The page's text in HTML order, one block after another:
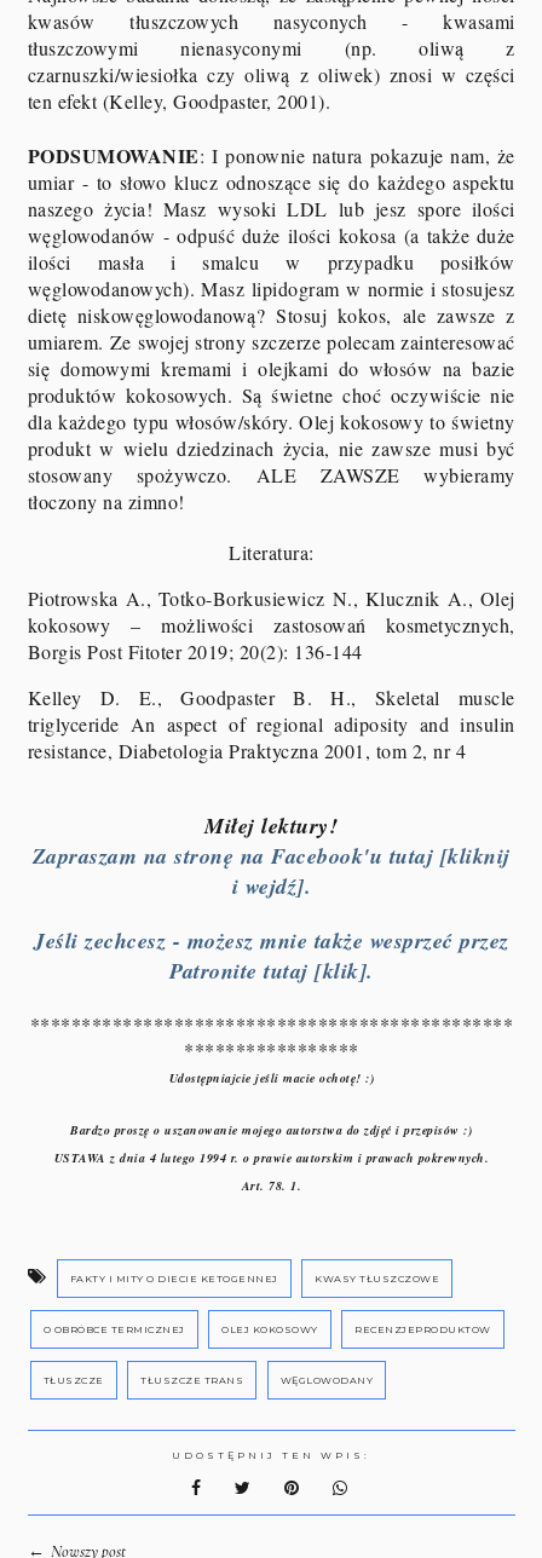
kwasów tłuszczowych nasyconych - kwasami
tłuszczowymi nienasyconymi (np. oliwą z
czarnuszki/wiesiołka czy oliwą z oliwek) znosi w części
ten efekt (Kelley, Goodpaster, 2001).
PODSUMOWANIE: I ponownie natura pokazuje nam, że
umiar - to słowo klucz odnoszące się do każdego aspektu
naszego życia! Masz wysoki LDL lub jesz spore ilości
węglowodanów - odpuść duże ilości kokosa (a także duże
ilości masła i smalcu w przypadku posiłków
węglowodanowych). Masz lipidogram w normie i stosujesz
dietę niskowęglowodanową? Stosuj kokos, ale zawsze z
umiarem. Ze swojej strony szczerze polecam zainteresować
się domowymi kremami i olejkami do włosów na bazie
produktów kokosowych. Są świetne choć oczywiście nie
dla każdego typu włosów/skóry. Olej kokosowy to świetny
produkt w wielu dziedzinach życia, nie zawsze musi być
stosowany spożywczo. ALE ZAWSZE wybieramy
tłoczony na zimno!
Literatura:
Piotrowska A., Totko-Borkusiewicz N., Klucznik A., Olej
kokosowy – możliwości zastosowań kosmetycznych,
Borgis Post Fitoter 2019; 20(2): 136-144
Kelley D. E., Goodpaster B. H., Skeletal muscle
triglyceride An aspect of regional adiposity and insulin
resistance, Diabetologia Praktyczna 2001, tom 2, nr 4
Miłej lektury!
Zapraszam na stronę na Facebook'u tutaj [kliknij
i wejdź].
Jeśli zechcesz - możesz mnie także wesprzeć przez
Patronite tutaj [klik].
***********************************************
*****************
Udostępniajcie jeśli macie ochotę! :)
Bardzo proszę o uszanowanie mojego autorstwa do zdjęć i przepisów :)
USTAWA z dnia 4 lutego 1994 r. o prawie autorskim i prawach pokrewnych.
Art. 78. 1.
FAKTY I MITY O DIECIE KETOGENNEJ KWASY TŁUSZCZOWE
O OBRÓBCE TERMICZNEJ OLEJ KOKOSOWY RECENZJEPRODUKTOW
TŁUSZCZE TŁUSZCZE TRANS WĘGLOWODANY
UDOSTĘPNIJ TEN WPIS:
← Nowszy post